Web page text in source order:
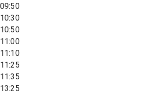
09:50
10:30
10:50
11:00
11:10
11:25
11:35
13:25